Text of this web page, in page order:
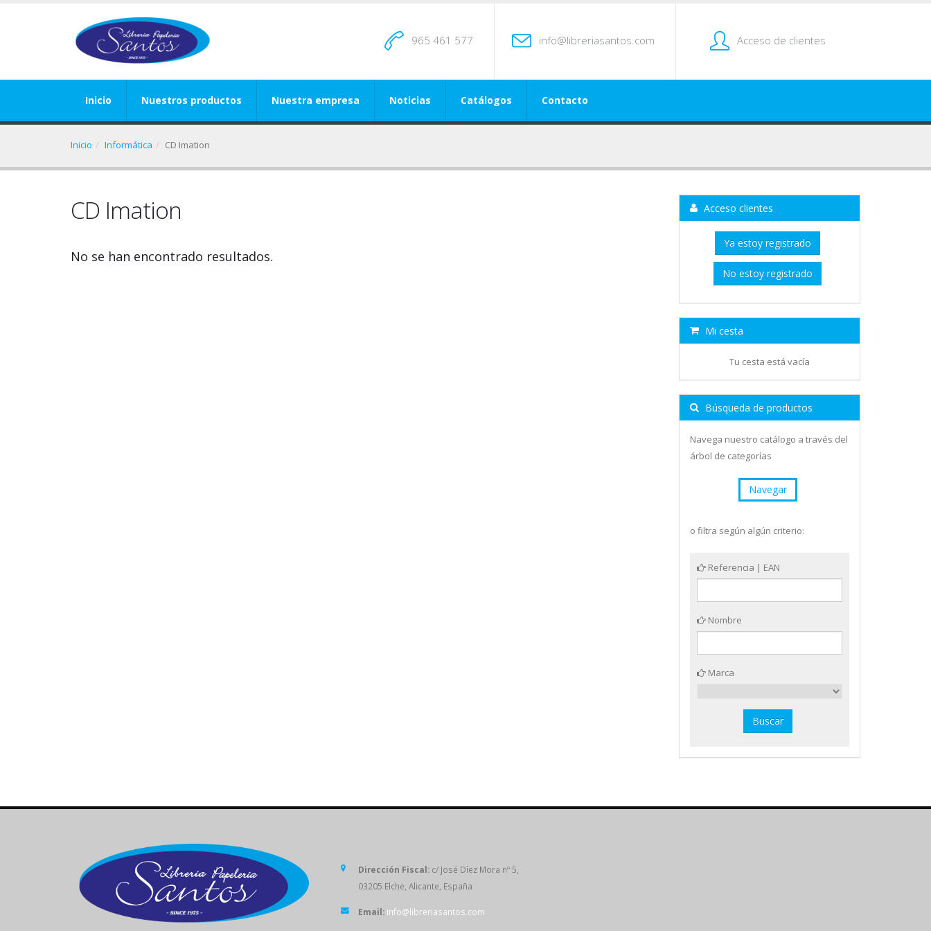
965 461 577 info@libreriasantos.com Acceso de clientes
Inicio Nuestros productos Nuestra empresa Noticias Catálogos Contacto
Inicio Informática CD Imation
CD Imation
No se han encontrado resultados.
Acceso clientes
Ya estoy registrado
No estoy registrado
Mi cesta
Tu cesta está vacía
Búsqueda de productos
Navega nuestro catálogo a través del
árbol de categorías
Navegar
o filtra según algún criterio:
Referencia | EAN
Nombre
Marca
Dirección Fiscal: c/ José Díez Mora nº 5,
03205 Elche, Alicante, España
Email: info@libreriasantos.com